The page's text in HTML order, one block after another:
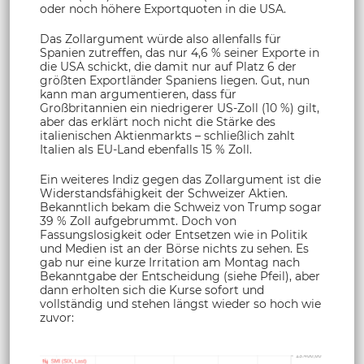
oder noch höhere Exportquoten in die USA.
Das Zollargument würde also allenfalls für
Spanien zutreffen, das nur 4,6 % seiner Exporte in
die USA schickt, die damit nur auf Platz 6 der
größten Exportländer Spaniens liegen. Gut, nun
kann man argumentieren, dass für
Großbritannien ein niedrigerer US-Zoll (10 %) gilt,
aber das erklärt noch nicht die Stärke des
italienischen Aktienmarkts – schließlich zahlt
Italien als EU-Land ebenfalls 15 % Zoll.
Ein weiteres Indiz gegen das Zollargument ist die
Widerstandsfähigkeit der Schweizer Aktien.
Bekanntlich bekam die Schweiz von Trump sogar
39 % Zoll aufgebrummt. Doch von
Fassungslosigkeit oder Entsetzen wie in Politik
und Medien ist an der Börse nichts zu sehen. Es
gab nur eine kurze Irritation am Montag nach
Bekanntgabe der Entscheidung (siehe Pfeil), aber
dann erholten sich die Kurse sofort und
vollständig und stehen längst wieder so hoch wie
zuvor: